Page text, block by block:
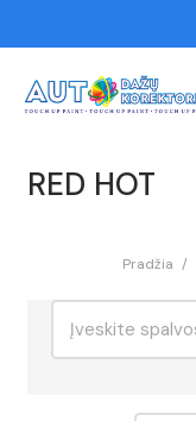
RED HOT
Pradžia /